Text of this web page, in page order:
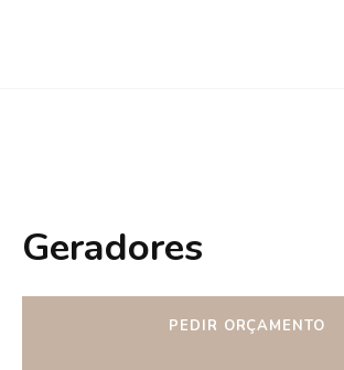
Geradores
PEDIR ORÇAMENTO